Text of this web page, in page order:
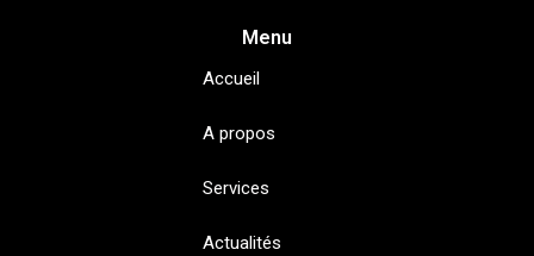
Menu
Accueil
A propos
Services
Actualités